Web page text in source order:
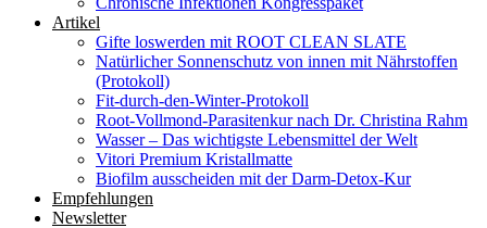
Artikel
Gifte loswerden mit ROOT CLEAN SLATE
Natürlicher Sonnenschutz von innen mit Nährstoffen
(Protokoll)
Fit-durch-den-Winter-Protokoll
Root-Vollmond-Parasitenkur nach Dr. Christina Rahm
Wasser – Das wichtigste Lebensmittel der Welt
Vitori Premium Kristallmatte
Biofilm ausscheiden mit der Darm-Detox-Kur
Empfehlungen
Newsletter